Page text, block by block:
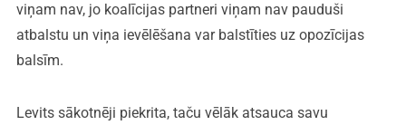
viņam nav, jo koalīcijas partneri viņam nav pauduši
atbalstu un viņa ievēlēšana var balstīties uz opozīcijas
balsīm.
Levits sākotnēji piekrita, taču vēlāk atsauca savu